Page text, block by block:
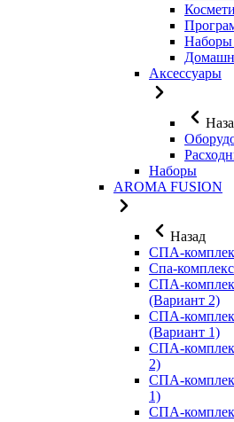
Наборы
Аксессуары
Наборы
AROMA FUSION
Назад
СПА-
Cпа-
СПА-
(Вариант 2)
СПА-
(Вариант 1)
СПА-
2)
СПА-
1)
СПА-